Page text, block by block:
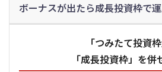
ボーナスが出たら成長投資枠で
「つみたて投資
「成長投資枠」を併